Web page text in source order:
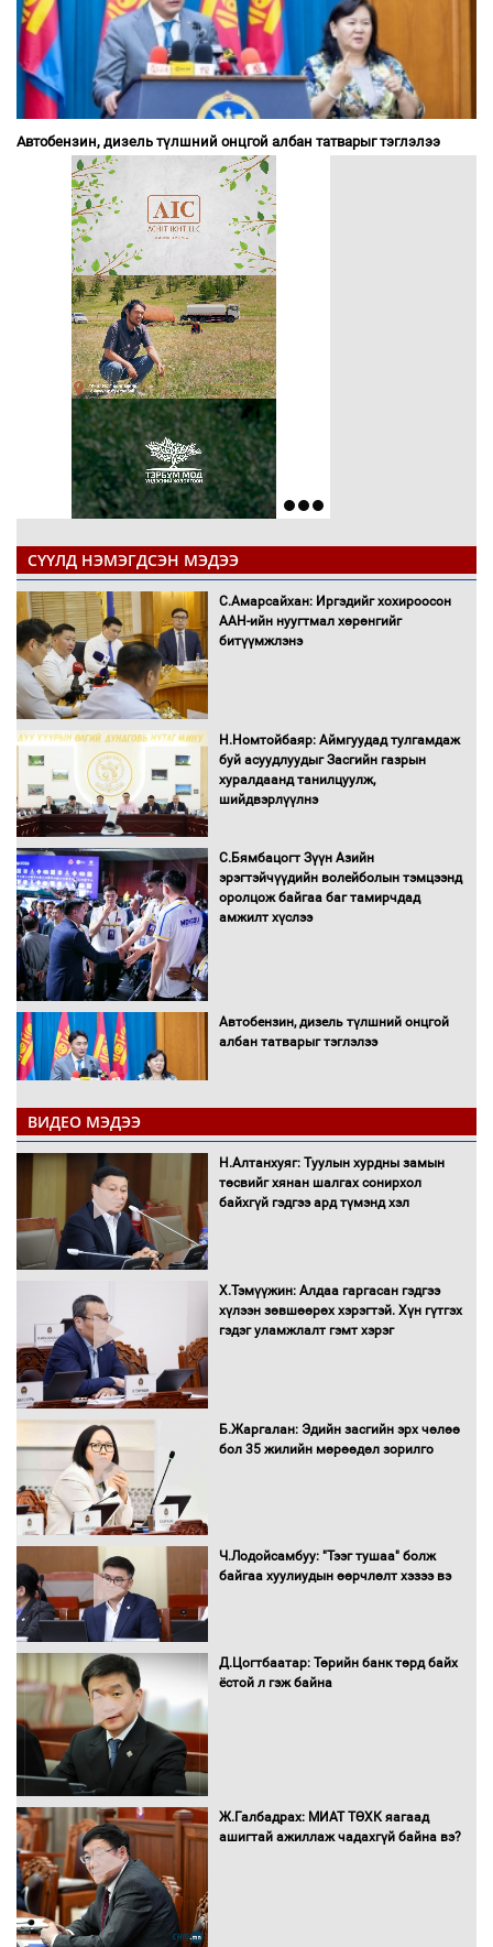
Автобензин, дизель түлшний онцгой албан татварыг тэглэлээ
СҮҮЛД НЭМЭГДСЭН МЭДЭЭ
С.Амарсайхан: Иргэдийг хохироосон
ААН-ийн нуугтмал хөрөнгийг
битүүмжлэнэ
Н.Номтойбаяр: Аймгуудад тулгамдаж
буй асуудлуудыг Засгийн газрын
хуралдаанд танилцуулж,
шийдвэрлүүлнэ
С.Бямбацогт Зүүн Азийн
эрэгтэйчүүдийн волейболын тэмцээнд
оролцож байгаа баг тамирчдад
амжилт хүслээ
Автобензин, дизель түлшний онцгой
албан татварыг тэглэлээ
мэндийн салбар хамаарахгүй
Нөөцийн махны худалдаа,
борлуулалтыг нээлттэй ил тод
болгоно
төлөвлөгөө”-гөө танилцуулна
худалдан авах журмыг баталлаа
Бүх шатанд хэмнэлтийн горимд
ВИДЕО МЭДЭЭ
Н.Алтанхуяг: Туулын хурдны замын
төсвийг хянан шалгах сонирхол
байхгүй гэдгээ ард түмэнд хэл
Х.Тэмүүжин: Алдаа гаргасан гэдгээ
хүлээн зөвшөөрөх хэрэгтэй. Хүн гүтгэх
гэдэг уламжлалт гэмт хэрэг
Б.Жаргалан: Эдийн засгийн эрх чөлөө
бол 35 жилийн мөрөөдөл зорилго
Ч.Лодойсамбуу: "Тээг тушаа" болж
байгаа хуулиудын өөрчлөлт хэзээ вэ
Д.Цогтбаатар: Төрийн банк төрд байх
ёстой л гэж байна
Ж.Галбадрах: МИАТ ТӨХК яагаад
ашигтай ажиллаж чадахгүй байна вэ?